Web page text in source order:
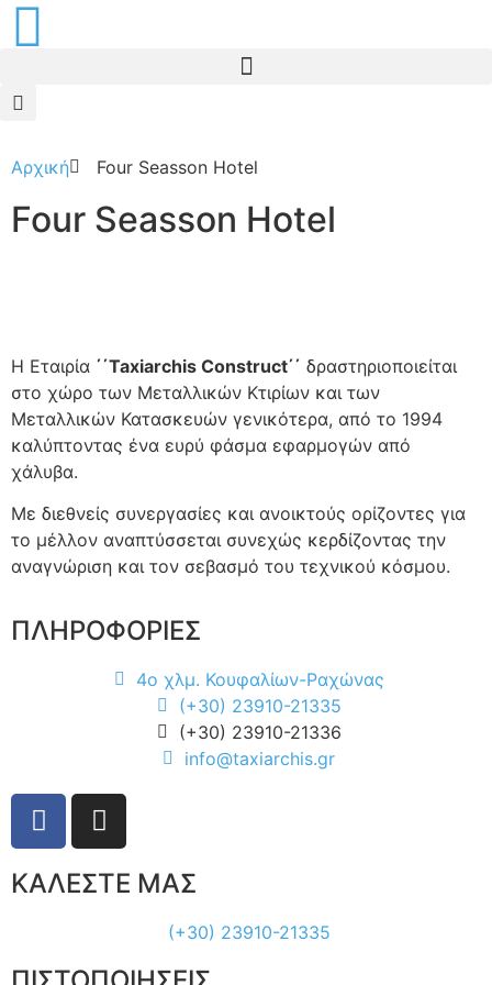
Αρχική Four Seasson Hotel
Four Seasson Hotel
Η Εταιρία ΄΄Taxiarchis Construct΄΄ δραστηριοποιείται
στο χώρο των Μεταλλικών Κτιρίων και των
Μεταλλικών Κατασκευών γενικότερα, από το 1994
καλύπτοντας ένα ευρύ φάσµα εφαρµογών από
χάλυβα.
Με διεθνείς συνεργασίες και ανοικτούς ορίζοντες για
το μέλλον αναπτύσσεται συνεχώς κερδίζοντας την
αναγνώριση και τον σεβασμό του τεχνικού κόσμου.
ΠΛΗΡΟΦΟΡΙΕΣ
4ο χλμ. Κουφαλίων-Ραχώνας
(+30) 23910-21335
(+30) 23910-21336
info@taxiarchis.gr
ΚΑΛΕΣΤΕ ΜΑΣ
(+30) 23910-21335